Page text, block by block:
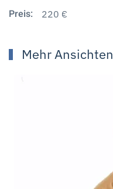
Preis: 220 €
Mehr Ansichten